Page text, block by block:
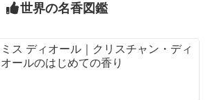
世界の名香図鑑
ミス ディオール｜クリスチャン・ディ
オールのはじめての香り